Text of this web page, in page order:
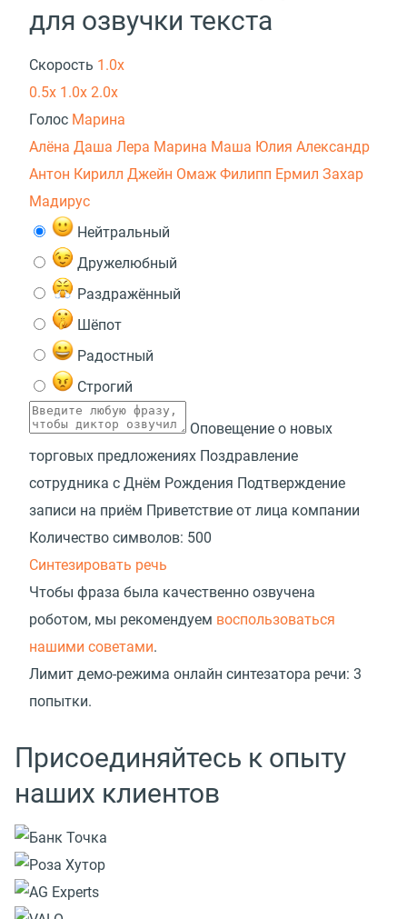
для озвучки текста
Скорость 1.0x
0.5x 1.0x 2.0x
Голос Марина
Алёна Даша Лера Марина Маша Юлия Александр
Антон Кирилл Джейн Омаж Филипп Ермил Захар
Мадирус
Нейтральный
Дружелюбный
Раздражённый
Шёпот
Радостный
Строгий
Оповещение о новых
торговых предложениях Поздравление
сотрудника с Днём Рождения Подтверждение
записи на приём Приветствие от лица компании
Количество символов: 500
Синтезировать речь
Чтобы фраза была качественно озвучена
роботом, мы рекомендуем воспользоваться
нашими советами.
Лимит демо-режима онлайн синтезатора речи: 3
попытки.
Присоединяйтесь к опыту
наших клиентов